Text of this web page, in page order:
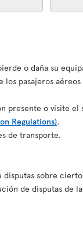
o daña su
pasajeros
presente o visite
Regulations).
de transporte.
sobre
de disputas de